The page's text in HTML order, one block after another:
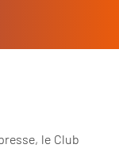
le Club